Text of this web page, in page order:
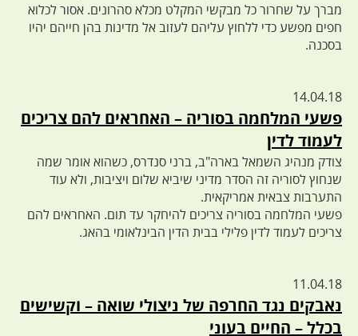
מברך על שחרור כל מבקשי המקלט מכלא סהרונים. אסור לכלוא
חפים מפשע כדי ללחוץ עליהם לעזוב אל מדינות בהן חייהם יהיו
בסכנה.
14.04.18
פשעי המלחמה בסוריה – האחראים להם צריכים
לעמוד לדין
צודק מנהיג השמאל בארה"ב, ברני סנדרס, כשהוא אומר שמה
שנחוץ לסוריה זה הסדר מדיני שיביא שלום ויציבות, ולא עוד
התערבות צבאית אמריקאית.
פשעי המלחמה בסוריה צריכים להיחקר עד תום. האחראים להם
צריכים לעמוד לדין פלילי בבית הדין הבינלאומי בהאג.
11.04.18
נאבקים נגד החרפה של ניצולי שואה – וקשישים
בכלל – החיים בעוני